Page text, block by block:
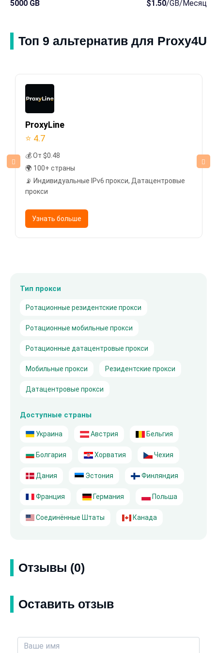
5000 GB $1.50/GB/Месяц
Топ 9 альтернатив для Proxy4U
ProxyLine
⭐ 4.7
💰 От $0.48
🌍 100+ страны
📡 Индивидуальные IPv6 прокси, Датацентровые
прокси
Узнать больше
Тип прокси
Ротационные резидентские прокси
Ротационные мобильные прокси
Ротационные датацентровые прокси
Мобильные прокси Резидентские прокси
Датацентровые прокси
Доступные страны
Украина Австрия Бельгия
Болгария Хорватия Чехия
Дания Эстония Финляндия
Франция Германия Польша
Соединённые Штаты Канада
Отзывы (0)
Оставить отзыв